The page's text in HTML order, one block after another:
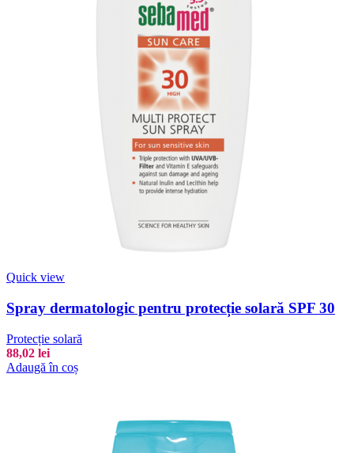
Quick view
Spray dermatologic pentru protecție solară SPF 30
Protecție solară
88,02 lei
Adaugă în coș